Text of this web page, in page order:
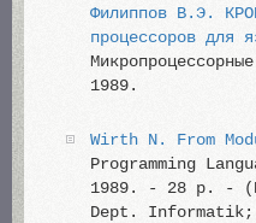
Филиппов В.Э.
процессоров для
1989.
Wirth N. From
Programming
1989. - 28 p. -
Dept. Informatik;